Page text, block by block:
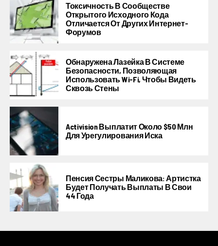
Токсичность В Сообществе
Открытого Исходного Кода
Отличается От Других Интернет-
Форумов
Обнаружена Лазейка В Системе
Безопасности, Позволяющая
Использовать Wi-Fi, Чтобы Видеть
Сквозь Стены
Activision Выплатит Около $50 Млн
Для Урегулирования Иска
Пенсия Сестры Маликова: Артистка
Будет Получать Выплаты В Свои
44 Года